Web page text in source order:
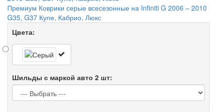
Премиум Коврики серые всесезонные на Infiniti G 2006 – 2010
G35, G37 Купе, Кабрио, Люкс
Цвета:
Шильды с маркой авто 2 шт: